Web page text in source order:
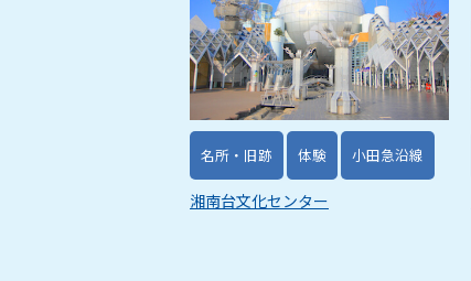
名所・旧跡 体験 小田急沿線
湘南台文化センター